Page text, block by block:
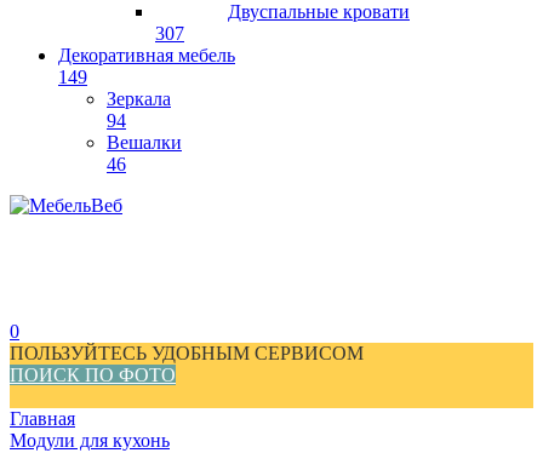
Двуспальные кровати
307
Декоративная мебель
149
Зеркала
94
Вешалки
46
0
ПОЛЬЗУЙТЕСЬ УДОБНЫМ СЕРВИСОМ
ПОИСК ПО ФОТО
Главная
Модули для кухонь